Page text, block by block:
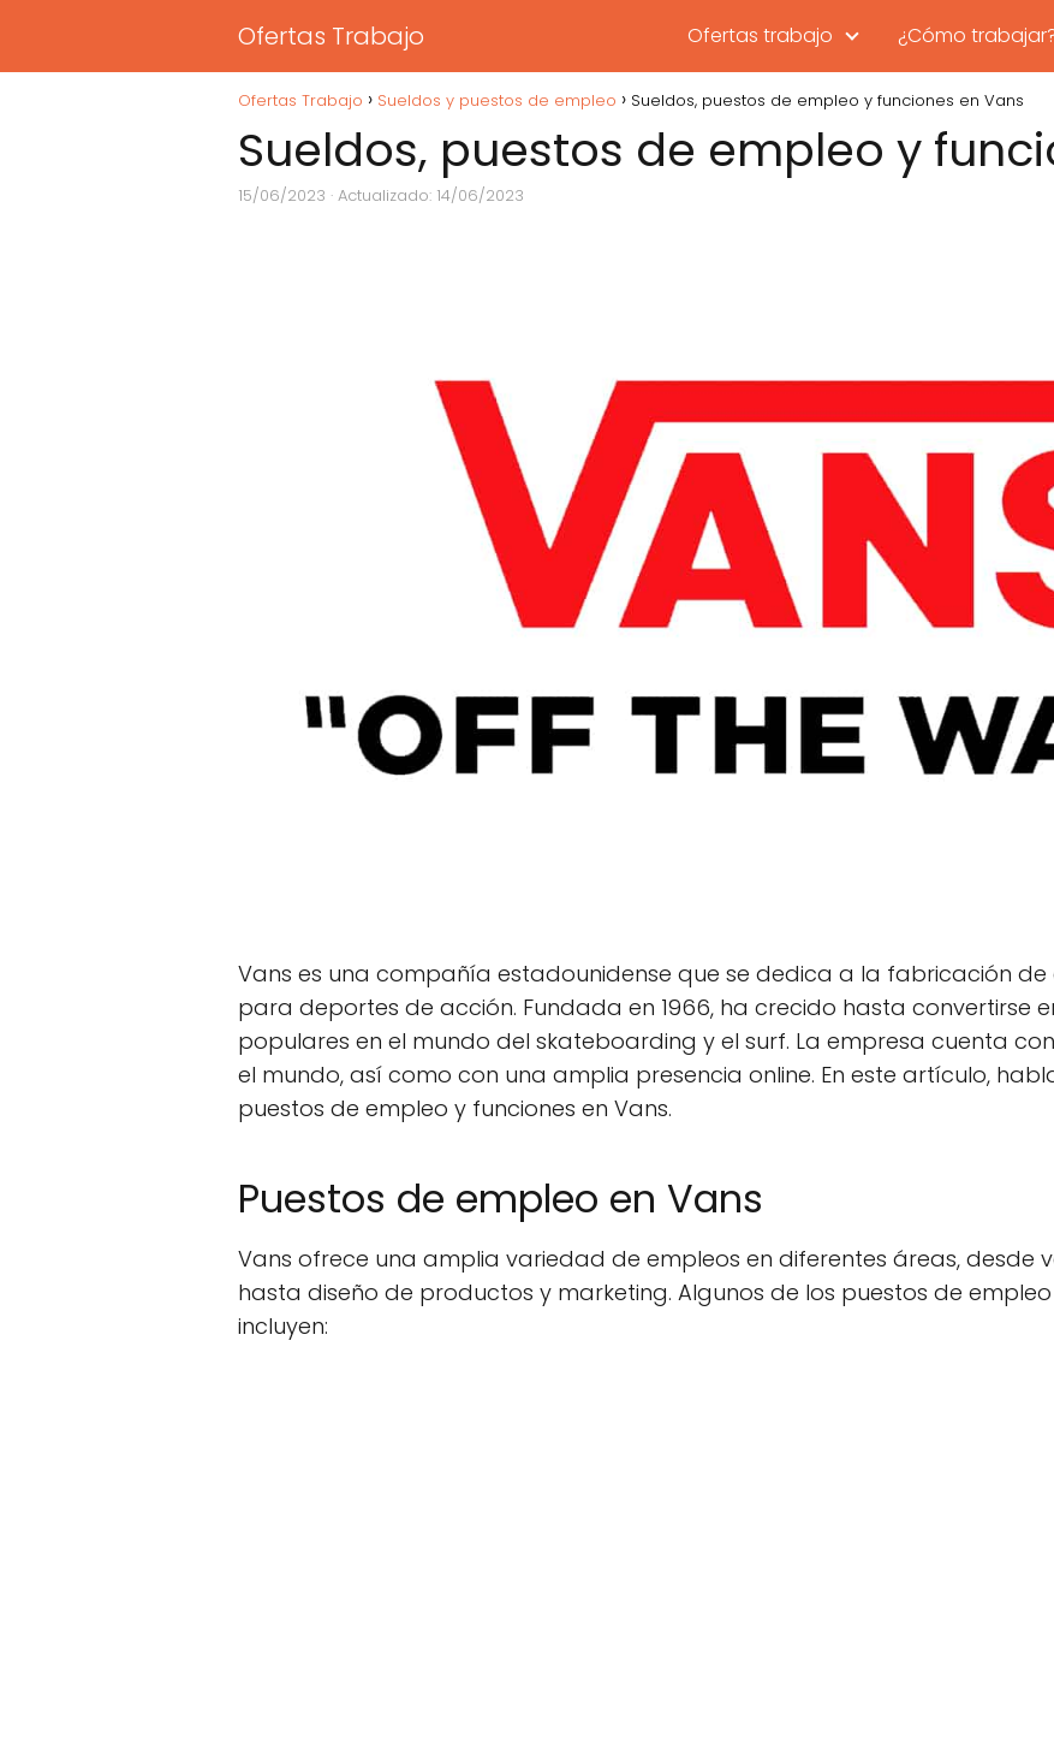
Ofertas Trabajo Ofertas trabajo ¿Cómo
Ofertas Trabajo Sueldos y puestos de empleo Sueldos, puestos de empleo y funciones en Vans
Sueldos, puestos de empleo y
15/06/2023 · Actualizado: 14/06/2023
Vans es una compañía estadounidense que se dedica a la fabricación
para deportes de acción. Fundada en 1966, ha crecido hasta convertirse
populares en el mundo del skateboarding y el surf. La empresa cuenta
el mundo, así como con una amplia presencia online. En este artículo,
puestos de empleo y funciones en Vans.
Puestos de empleo en Vans
Vans ofrece una amplia variedad de empleos en diferentes áreas, desde
hasta diseño de productos y marketing. Algunos de los puestos de
incluyen: